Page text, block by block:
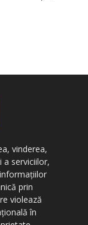
vinderea,
a serviciilor,
prin
violează
în